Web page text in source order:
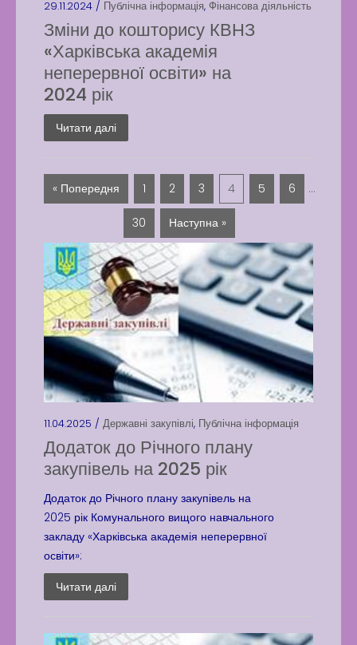
29.11.2024 / Публічна інформація, Фінансова діяльність
Зміни до кошторису КВНЗ
«Харківська академія
неперервної освіти» на
2024 рік
Читати далі
« Попередня 1 2 3 4 5 6 …
30 Наступна »
11.04.2025 / Державні закупівлі, Публічна інформація
Додаток до Річного плану
закупівель на 2025 рік
Додаток до Річного плану закупівель на
2025 рік Комунального вищого навчального
закладу «Харківська академія неперервної
освіти»:
Читати далі